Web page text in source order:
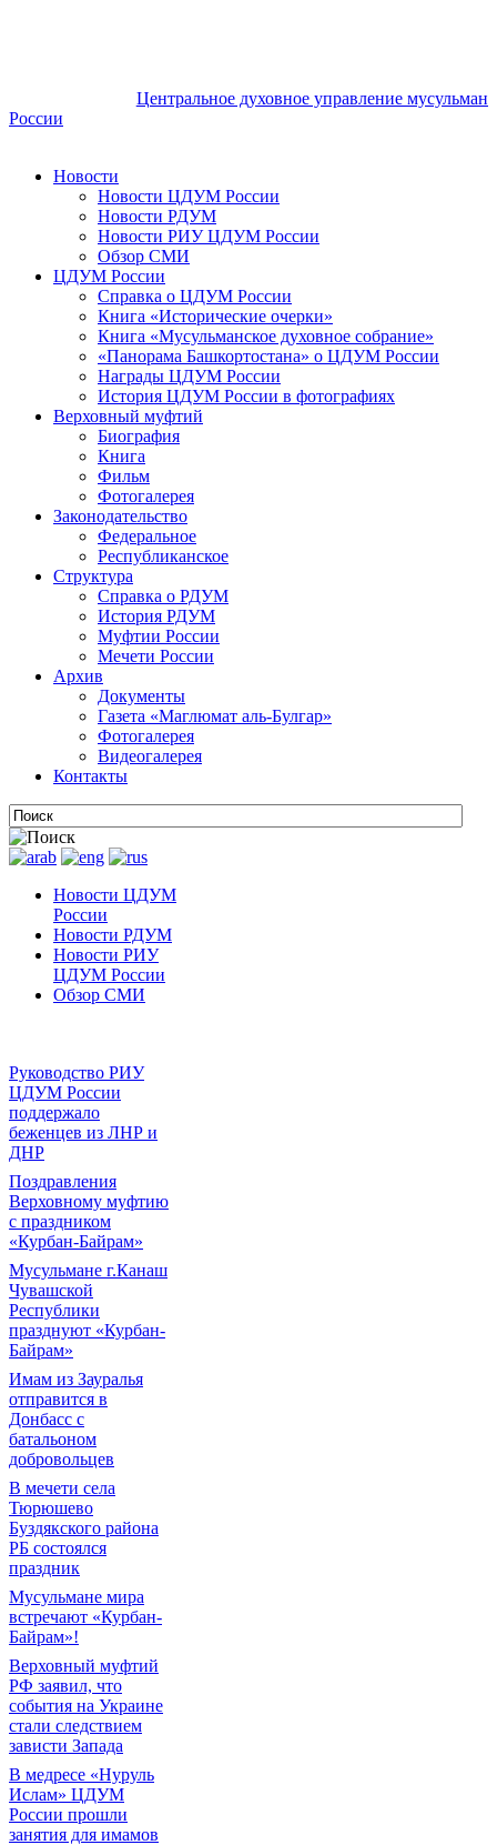
Центральное духовное управление мусульман
России
Новости
Новости ЦДУМ России
Новости РДУМ
Новости РИУ ЦДУМ России
Обзор СМИ
ЦДУМ России
Справка о ЦДУМ России
Книга «Исторические очерки»
Книга «Мусульманское духовное собрание»
«Панорама Башкортостана» о ЦДУМ России
Награды ЦДУМ России
История ЦДУМ России в фотографиях
Верховный муфтий
Биография
Книга
Фильм
Фотогалерея
Законодательство
Федеральное
Республиканское
Структура
Справка о РДУМ
История РДУМ
Муфтии России
Мечети России
Архив
Документы
Газета «Маглюмат аль-Булгар»
Фотогалерея
Видеогалерея
Контакты
Новости ЦДУМ
России
Новости РДУМ
Новости РИУ
ЦДУМ России
Обзор СМИ
Руководство РИУ
ЦДУМ России
поддержало
беженцев из ЛНР и
ДНР
Поздравления
Верховному муфтию
с праздником
«Курбан-Байрам»
Мусульмане г.Канаш
Чувашской
Республики
празднуют «Курбан-
Байрам»
Имам из Зауралья
отправится в
Донбасс с
батальоном
добровольцев
В мечети села
Тюрюшево
Буздякского района
РБ состоялся
праздник
Мусульмане мира
встречают «Курбан-
Байрам»!
Верховный муфтий
РФ заявил, что
события на Украине
стали следствием
зависти Запада
В медресе «Нуруль
Ислам» ЦДУМ
России прошли
занятия для имамов